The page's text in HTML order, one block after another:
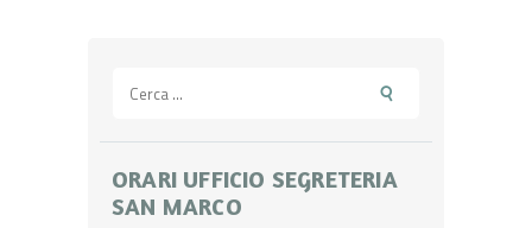
per:
ORARI UFFICIO SEGRETERIA
SAN MARCO